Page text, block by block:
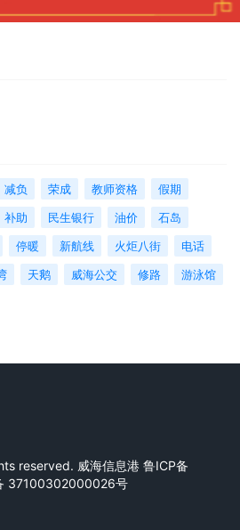
减负 荣成 教师资格
假期
补助 民生银行 油价
石岛
停暖 新航线 火炬八街
电话
天鹅 威海公交 修路
游泳馆
reserved. 威海信息港 鲁ICP备
37100302000026号